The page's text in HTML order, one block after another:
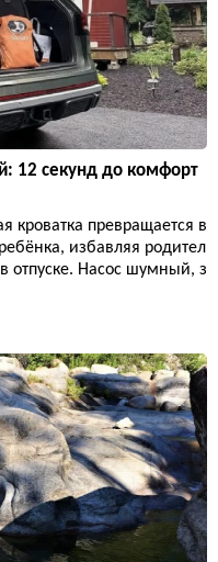
12 секунд до комфорт
кроватка превращается в
избавляя родител
отпуске. Насос шумный, з